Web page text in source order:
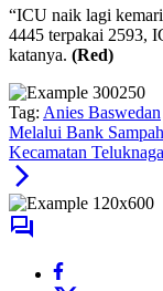
“ICU naik lagi
4445 terpakai 2593,
katanya. (Red)
Tag: Anies Baswedan
Melalui Bank
Kecamatan